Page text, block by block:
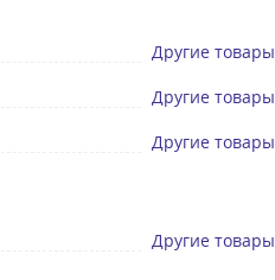
Другие товары
Другие товары
Другие товары
Другие товары